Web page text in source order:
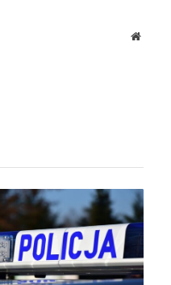
Website